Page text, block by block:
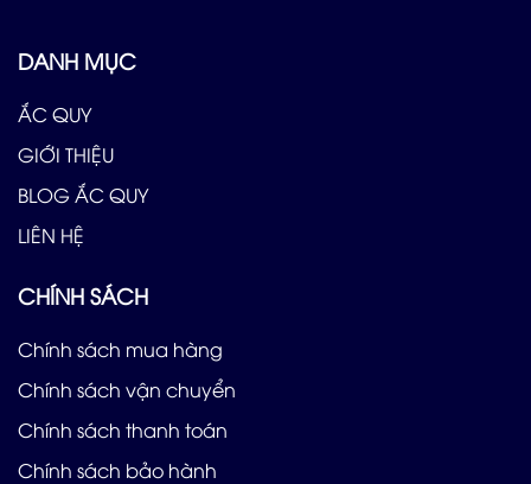
DANH MỤC
ẮC QUY
GIỚI THIỆU
BLOG ẮC QUY
LIÊN HỆ
CHÍNH SÁCH
Chính sách mua hàng
Chính sách vận chuyển
Chính sách thanh toán
Chính sách bảo hành